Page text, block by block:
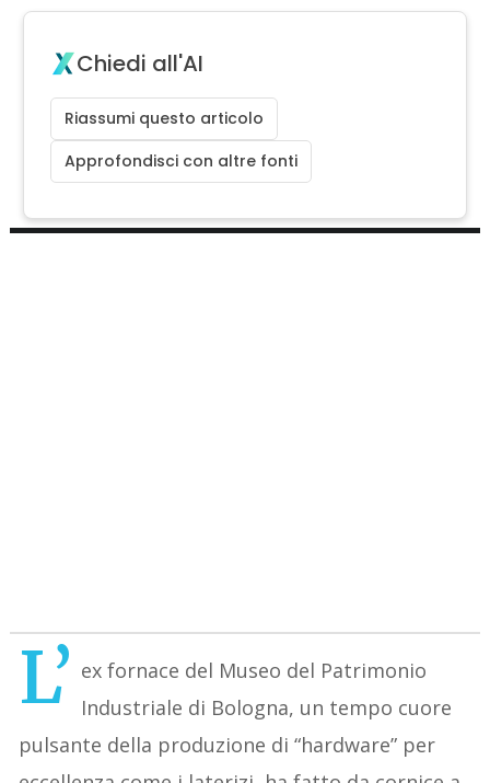
Chiedi all'AI
Riassumi questo articolo
Approfondisci con altre fonti
L’ ex fornace del Museo del Patrimonio
Industriale di Bologna, un tempo cuore
pulsante della produzione di “hardware” per